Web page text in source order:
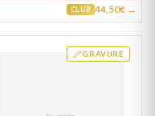
CLUB 44,50€ →
GRAVURE